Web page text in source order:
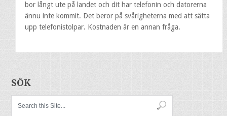
bor långt ute på landet och dit har telefonin och datorerna
ännu inte kommit. Det beror på svårigheterna med att sätta
upp telefonistolpar. Kostnaden är en annan fråga.
SÖK